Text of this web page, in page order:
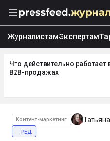
ЖурналистамЭкспертам
Что действительно работает
B2B-продажах
Контент-маркетинг
ред.